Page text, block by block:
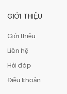
GIỚI THIỆU
Giới thiệu
Liên hệ
Hỏi đáp
Điều khoản